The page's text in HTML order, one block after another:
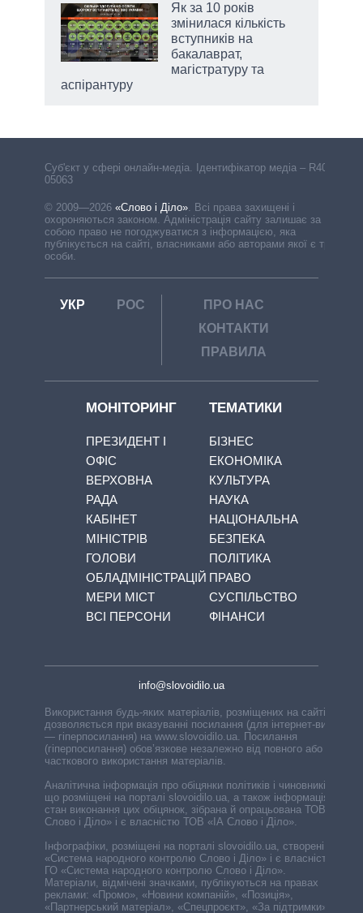
Як за 10 років
змінилася кількість
вступників на
бакалаврат,
магістратуру та
аспірантуру
Cуб'єкт у сфері онлайн-медіа. Ідентифікатор медіа – R40-
05063
© 2009—2026 «Слово і Діло». Всі права захищені і
охороняються законом. Адміністрація сайту залишає за
собою право не погоджуватися з інформацією, яка
публікується на сайті, власниками або авторами якої є треті
особи.
УКР РОС
ПРО НАС
КОНТАКТИ
ПРАВИЛА
МОНІТОРИНГ
ПРЕЗИДЕНТ І
ОФІС
ВЕРХОВНА
РАДА
КАБІНЕТ
МІНІСТРІВ
ГОЛОВИ
ОБЛАДМІНІСТРАЦІЙ
МЕРИ МІСТ
ВСІ ПЕРСОНИ
ТЕМАТИКИ
БІЗНЕС
ЕКОНОМІКА
КУЛЬТУРА
НАУКА
НАЦІОНАЛЬНА
БЕЗПЕКА
ПОЛІТИКА
ПРАВО
СУСПІЛЬСТВО
ФІНАНСИ
info@slovoidilo.ua
Використання будь-яких матеріалів, розміщених на сайті,
дозволяється при вказуванні посилання (для інтернет-видань
— гіперпосилання) на www.slovoidilo.ua. Посилання
(гіперпосилання) обов’язкове незалежно від повного або
часткового використання матеріалів.
Аналітична інформація про обіцянки політиків і чиновників,
що розміщені на порталі slovoidilo.ua, а також інформація про
стан виконання цих обіцянок, зібрана й опрацьована ТОВ «ІА
Слово і Діло» і є власністю ТОВ «ІА Слово і Діло».
Інфографіки, розміщені на порталі slovoidilo.ua, створені ГО
«Система народного контролю Слово і Діло» і є власністю
ГО «Система народного контролю Слово і Діло».
Матеріали, відмічені значками, публікуються на правах
реклами: «Промо», «Новини компаній», «Позиція»,
«Партнерський матеріал», «Спецпроєкт», «За підтримки».